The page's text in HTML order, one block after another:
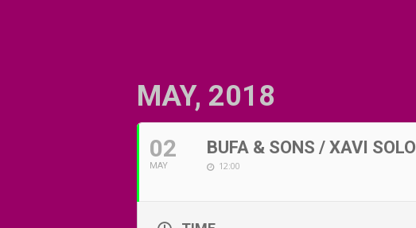
MAY, 2018
02
MAY
BUFA & SONS / XAVI SOLO
12:00